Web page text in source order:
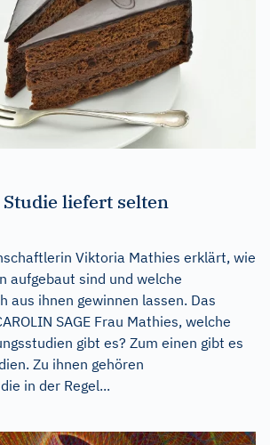
liefert selten
Viktoria Mathies erklärt, wie
aufgebaut sind und welche
aus ihnen gewinnen lassen. Das
SAGE Frau Mathies, welche
gibt es? Zum einen gibt es
Zu ihnen gehören
in der Regel...